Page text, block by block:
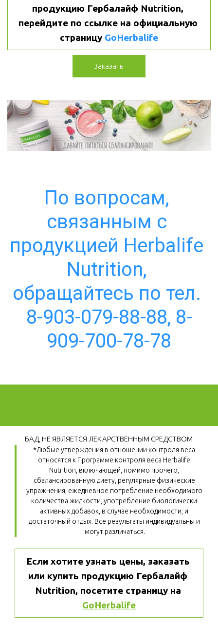
продукцию Гербалайф Nutrition,
перейдите по ссылке на официальную
страницу GoHerbalife
Заказать
По вопросам,
связанным с
продукцией Herbalife
Nutrition,
обращайтесь по тел.
8-903-079-88-88, 8-
909-700-78-78
БАД, НЕ ЯВЛЯЕТСЯ ЛЕКАРСТВЕННЫМ СРЕДСТВОМ
*Любые утверждения в отношении контроля веса
относятся к Программе контроля веса Herbalife
Nutrition, включающей, помимо прочего,
сбалансированную диету, регулярные физические
упражнения, ежедневное потребление необходимого
количества жидкости, употребление биологически
активных добавок, в случае необходимости, и
достаточный отдых. Все результаты индивидуальны и
могут различаться.
Если хотите узнать цены, заказать
или купить продукцию Гербалайф
GoHerbalife